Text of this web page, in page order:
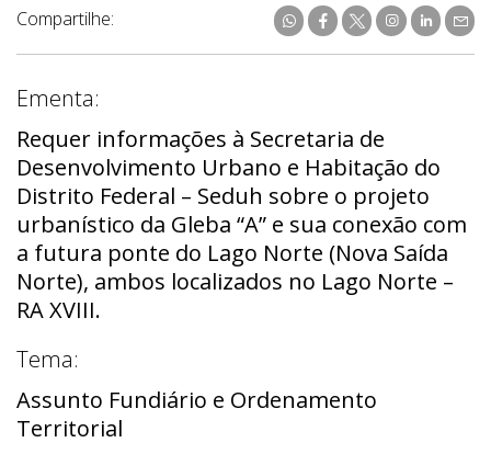
Compartilhe:
Ementa:
Requer informações à Secretaria de
Desenvolvimento Urbano e Habitação do
Distrito Federal – Seduh sobre o projeto
urbanístico da Gleba “A” e sua conexão com
a futura ponte do Lago Norte (Nova Saída
Norte), ambos localizados no Lago Norte –
RA XVIII.
Tema:
Assunto Fundiário e Ordenamento
Territorial